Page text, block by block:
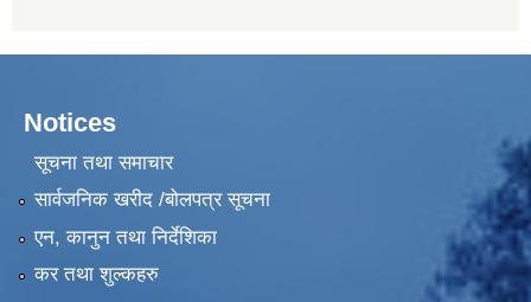
Notices
सूचना तथा समाचार
सार्वजनिक खरीद /बोलपत्र सूचना
एन, कानुन तथा निर्देशिका
कर तथा शुल्कहरु